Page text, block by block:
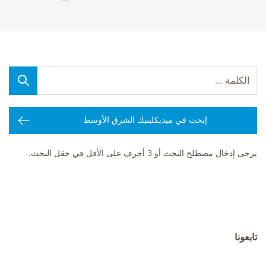
إبحث في ميديكلينيك الشرق الأوسط
يرجى إدخال مصطلح البحث أو 3 أحرف على الأقل في حقل البحث.
تابعونا